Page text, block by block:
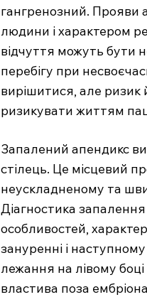
гангренозний. Прояви
людини і характером
відчуття можуть бути
перебігу при
вирішитися, але ризик
ризикувати життям
Запалений апендикс
стілець. Це місцевий
неускладненому та
Діагностика
особливостей,
зануренні і
лежання на лівому
властива поза